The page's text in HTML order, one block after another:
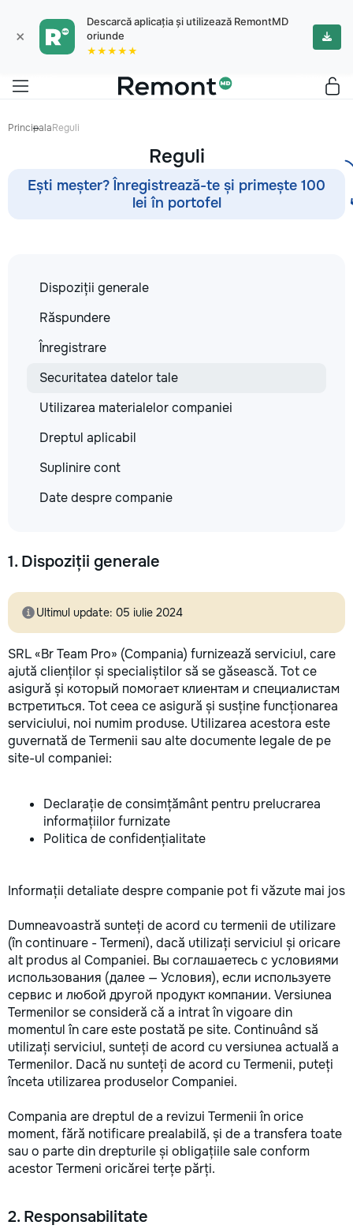
×
Descarcă aplicația și utilizează RemontMD
oriunde
★★★★★
PrincipalaReguli
Reguli
Ești meșter? Înregistrează-te și primește 100
lei în portofel
Dispoziții generale
Răspundere
Înregistrare
Securitatea datelor tale
Utilizarea materialelor companiei
Dreptul aplicabil
Suplinire cont
Date despre companie
1. Dispoziții generale
Ultimul update: 05 iulie 2024
SRL «Br Team Pro» (Compania) furnizează serviciul, care
ajută clienților și specialiștilor să se găsească. Tot ce
asigură și который помогает клиентам и специалистам
встретиться. Tot ceea ce asigură și susține funcționarea
serviciului, noi numim produse. Utilizarea acestora este
guvernată de Termenii sau alte documente legale de pe
site-ul companiei:
Declarație de consimțământ pentru prelucrarea
informațiilor furnizate
Politica de confidențialitate
Informații detaliate despre companie pot fi văzute mai jos
Dumneavoastră sunteți de acord cu termenii de utilizare
(în continuare - Termeni), dacă utilizați serviciul și oricare
alt produs al Companiei. Bы соглашаетесь с условиями
использования (далее — Условия), если используете
сервис и любой другой продукт компании. Versiunea
Termenilor se consideră că a intrat în vigoare din
momentul în care este postată pe site. Continuând să
utilizați serviciul, sunteți de acord cu versiunea actuală a
Termenilor. Dacă nu sunteți de acord cu Termenii, puteți
înceta utilizarea produselor Companiei.
Compania are dreptul de a revizui Termenii în orice
moment, fără notificare prealabilă, și de a transfera toate
sau o parte din drepturile și obligațiile sale conform
acestor Termeni oricărei terțe părți.
2. Responsabilitate